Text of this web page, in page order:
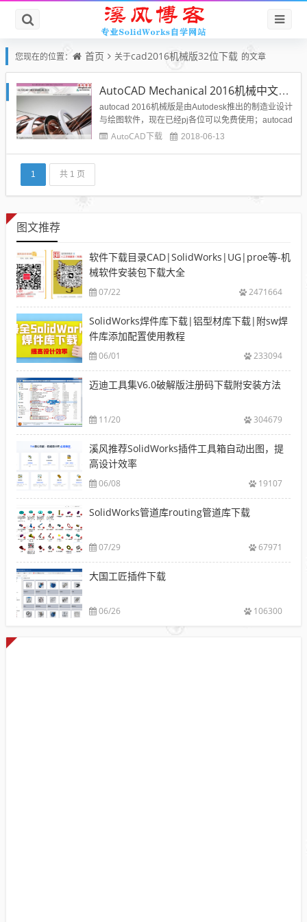
您现在的位置： 首页 关于cad2016机械版32位下载 的文章
AutoCAD Mechanical 2016机械中文版32位64位下载
autocad 2016机械版是由Autodesk推出的制造业设计
与绘图软件，现在已经pj各位可以免费使用；autocad
机械版是机械设计人员必备的cad绘图工具，提供日
AutoCAD下载 2018-06-13
1 共 1 页
图文推荐
软件下载目录CAD|SolidWorks|UG|proe等-机
械软件安装包下载大全
07/22 2471664
SolidWorks焊件库下载|铝型材库下载|附sw焊
件库添加配置使用教程
06/01 233094
迈迪工具集V6.0破解版注册码下载附安装方法
11/20 304679
溪风推荐SolidWorks插件工具箱自动出图，提
高设计效率
06/08 19107
SolidWorks管道库routing管道库下载
07/29 67971
大国工匠插件下载
06/26 106300